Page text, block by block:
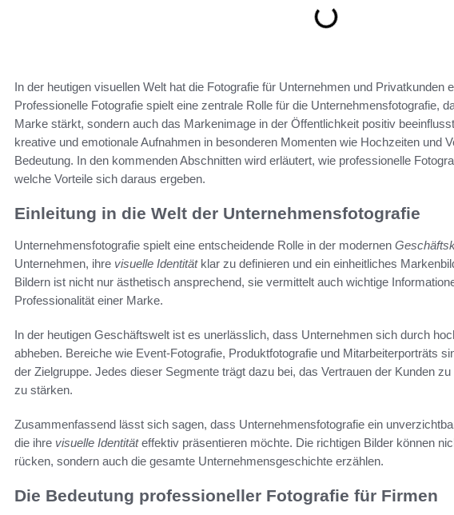
In der heutigen visuellen Welt hat die Fotografie für Unternehmen und Privatkunden
Professionelle Fotografie spielt eine zentrale Rolle für die Unternehmensfotografie,
Marke stärkt, sondern auch das Markenimage in der Öffentlichkeit positiv
kreative und emotionale Aufnahmen in besonderen Momenten wie Hochzeiten und
Bedeutung. In den kommenden Abschnitten wird erläutert, wie professionelle
welche Vorteile sich daraus ergeben.
Einleitung in die Welt der Unternehmensfotografie
Unternehmensfotografie spielt eine entscheidende Rolle in der modernen
Unternehmen, ihre visuelle Identitätklar zu definieren und ein einheitliches
Bildern ist nicht nur ästhetisch ansprechend, sie vermittelt auch wichtige
Professionalität einer Marke.
In der heutigen Geschäftswelt ist es unerlässlich, dass Unternehmen sich durch
abheben. Bereiche wie Event-Fotografie, Produktfotografie und Mitarbeiterporträts
der Zielgruppe. Jedes dieser Segmente trägt dazu bei, das Vertrauen der Kunden
zu stärken.
Zusammenfassend lässt sich sagen, dass Unternehmensfotografie ein
die ihre visuelle Identitäteffektiv präsentieren möchte. Die richtigen Bilder können
rücken, sondern auch die gesamte Unternehmensgeschichte erzählen.
Die Bedeutung professioneller Fotografie für Firmen